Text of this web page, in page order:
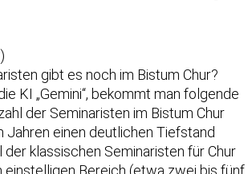
gibt es noch im Bistum Chur?
KI „Gemini“, bekommt man folgende
der Seminaristen im Bistum Chur
Jahren einen deutlichen Tiefstand
der klassischen Seminaristen für Chur
einstelligen Bereich (etwa zwei bis fünf